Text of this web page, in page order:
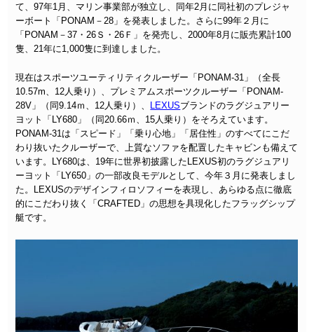
て、97年1月、マリン事業部が独立し、同年2月に同社初のプレジャ
ーボート「PONAM－28」を発表しました。さらに99年２月に
「PONAM－37・26Ｓ・26Ｆ」を発売し、2000年8月に販売累計100
隻、21年に1,000隻に到達しました。
現在はスポーツユーティリティクルーザー「PONAM-31」（全長
10.57m、12人乗り）、プレミアムスポーツクルーザー「PONAM-
28V」（同9.14ｍ、12人乗り）、
LEXUSブランドのラグジュアリー
ヨット「LY680」（同20.66ｍ、15人乗り）をそろえています。
PONAM-31は「スピード」「乗り心地」「居住性」のすべてにこだ
わり抜いたクルーザーで、上質なソファを配置したキャビンも備えて
います。LY680は、19年に世界初披露したLEXUS初のラグジュアリ
ーヨット「LY650」の一部改良モデルとして、今年３月に発表しまし
た。LEXUSのデザインフィロソフィーを表現し、あらゆる点に徹底
的にこだわり抜く「CRAFTED」の思想を具現化したフラッグシップ
艇です。